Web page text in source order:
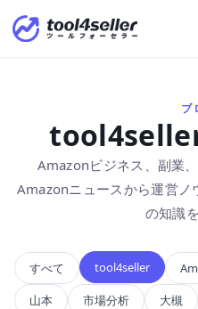
ブ
Amazonビジネス、副業
Amazonニュースから運営ノ
の知識
すべて tool4seller
山本
市場分析 大槻